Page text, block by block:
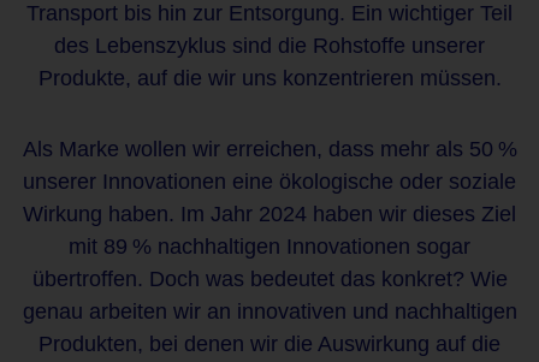
Transport bis hin zur Entsorgung. Ein wichtiger Teil
des Lebenszyklus sind die Rohstoffe unserer
Produkte, auf die wir uns konzentrieren müssen.
Als Marke wollen wir erreichen, dass mehr als 50 %
unserer Innovationen eine ökologische oder soziale
Wirkung haben. Im Jahr 2024 haben wir dieses Ziel
mit 89 % nachhaltigen Innovationen sogar
übertroffen. Doch was bedeutet das konkret? Wie
genau arbeiten wir an innovativen und nachhaltigen
Produkten, bei denen wir die Auswirkung auf die